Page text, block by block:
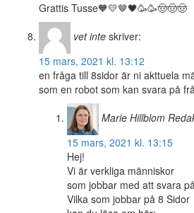
Grattis Tusse🧡💛🤎🖤🥳🥳🤠🤠🤠
vet inte skriver:
15 mars, 2021 kl. 13:12
en fråga till 8sidor är ni akttuela
som en robot som kan svara på
Marie Hillblom
15 mars, 2021 kl. 13:15
Hej!
Vi är verkliga människor
som jobbar med att svara
Vilka som jobbar på 8 Sidor